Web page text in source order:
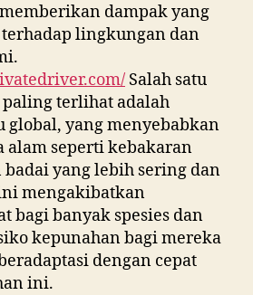
dampak yang
lingkungan dan
Salah satu
terlihat adalah
global, yang menyebabkan
alam seperti kebakaran
yang lebih sering dan
mengakibatkan
bagi banyak spesies dan
kepunahan bagi mereka
dengan cepat
ini.